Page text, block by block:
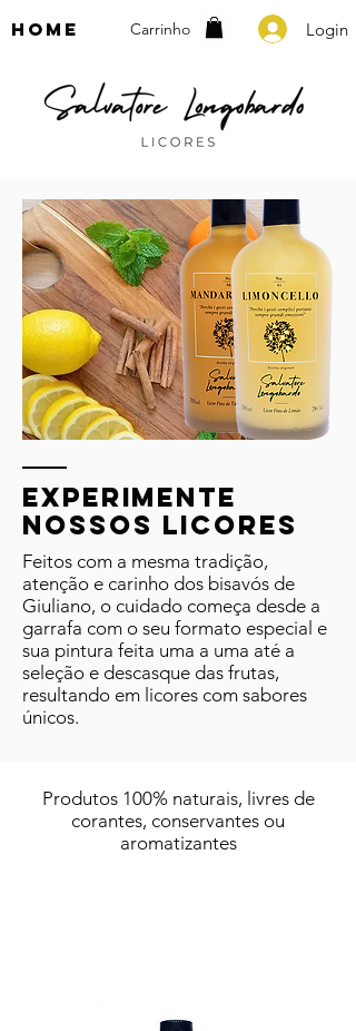
home Login
Carrinho
experimente
nossos licores
Feitos com a mesma tradição,
atenção e carinho dos bisavós de
Giuliano, o cuidado começa desde a
garrafa com o seu formato especial e
sua pintura feita uma a uma até a
seleção e descasque das frutas,
resultando em licores com sabores
únicos.
Produtos 100% naturais, livres de
corantes, conservantes ou
aromatizantes